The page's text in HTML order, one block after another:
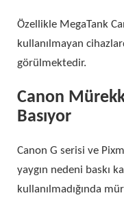
Özellikle MegaTank
kullanılmayan
görülmektedir.
Canon
Basıyor
Canon G serisi ve
yaygın nedeni baskı
kullanılmadığında